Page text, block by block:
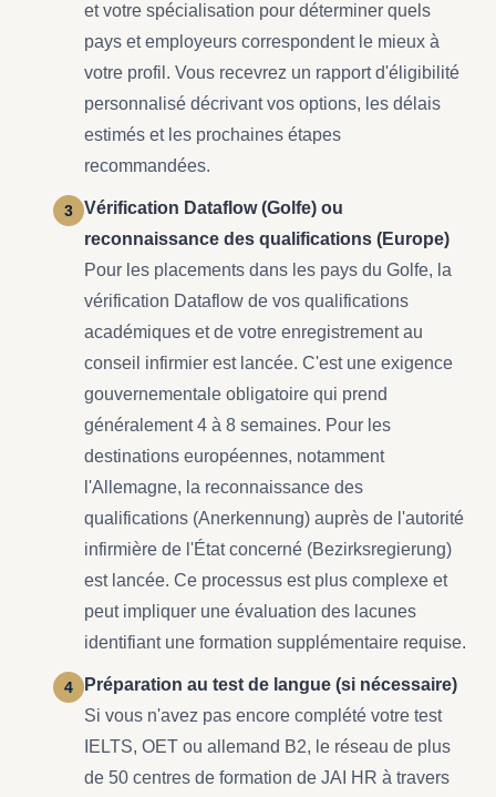
et votre spécialisation pour déterminer quels
pays et employeurs correspondent le mieux à
votre profil. Vous recevrez un rapport d'éligibilité
personnalisé décrivant vos options, les délais
estimés et les prochaines étapes
recommandées.
Vérification Dataflow (Golfe) ou
reconnaissance des qualifications (Europe)
Pour les placements dans les pays du Golfe, la
vérification Dataflow de vos qualifications
académiques et de votre enregistrement au
conseil infirmier est lancée. C'est une exigence
gouvernementale obligatoire qui prend
généralement 4 à 8 semaines. Pour les
destinations européennes, notamment
l'Allemagne, la reconnaissance des
qualifications (Anerkennung) auprès de l'autorité
infirmière de l'État concerné (Bezirksregierung)
est lancée. Ce processus est plus complexe et
peut impliquer une évaluation des lacunes
identifiant une formation supplémentaire requise.
Préparation au test de langue (si nécessaire)
Si vous n'avez pas encore complété votre test
IELTS, OET ou allemand B2, le réseau de plus
de 50 centres de formation de JAI HR à travers